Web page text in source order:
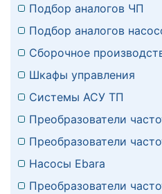
Подбор аналогов ЧП
Подбор аналогов
Сборочное
Шкафы управления
Системы АСУ ТП
Преобразователи
Преобразователи
Насосы Ebara
Преобразователи